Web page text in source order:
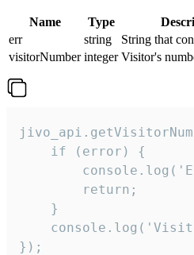
Name Type
err
string
String that
visitorNumber integer Visitor's
    if (error) {
        return;
    }
});